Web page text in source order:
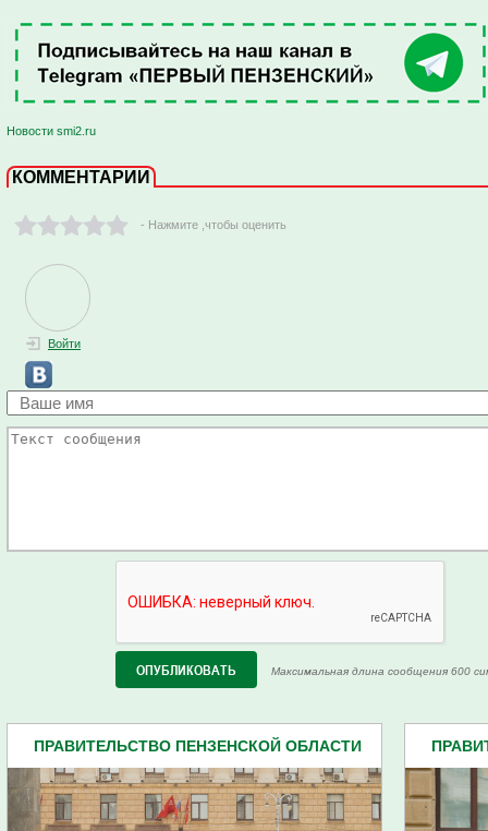
Новости smi2.ru
КОММЕНТАРИИ
- Нажмите ,чтобы оценить
Войти
Максимальная длина сообщения 600
ПРАВИТЕЛЬСТВО ПЕНЗЕНСКОЙ ОБЛАСТИ